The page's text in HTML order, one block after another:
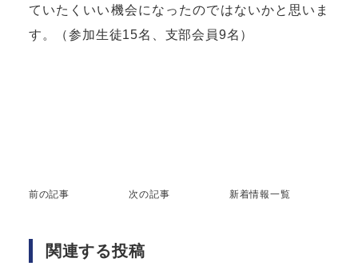
ていたくいい機会になったのではないかと思いま
す。（参加生徒15名、支部会員9名）
前の記事 次の記事 新着情報一覧
関連する投稿